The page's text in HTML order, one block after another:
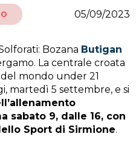
05/09/2023
Bozana Butigan
La centrale croata
mondo under 21
martedì 5 settembre, e si
sabato 9, dalle 16, con
Sport di Sirmione.